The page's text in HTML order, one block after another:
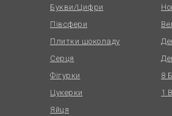
Плитки шоколаду
Серця
Півсфери
Цукерки
Фігурки
Яйця
8
Букви/Цифри
1